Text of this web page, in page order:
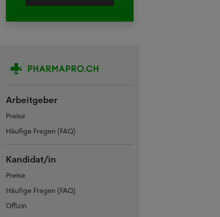
Arbeitgeber
Preise
Häufige Fragen (FAQ)
Kandidat/in
Preise
Häufige Fragen (FAQ)
Offizin